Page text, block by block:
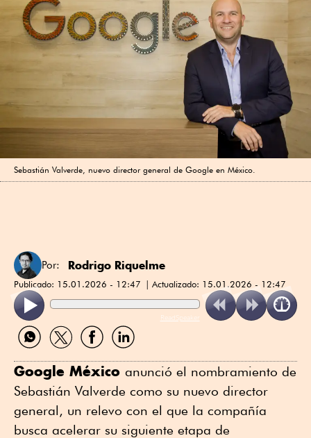
Sebastián Valverde, nuevo director general de Google en México.
Por: Rodrigo Riquelme
Publicado: 15.01.2026 - 12:47 Actualizado: 15.01.2026 - 12:47
ReadSpeaker
Compartir
por
Compartir
por
Compartir
por
Compartir
por
Google México anunció el nombramiento de
Sebastián Valverde como su nuevo director
general, un relevo con el que la compañía
busca acelerar su siguiente etapa de